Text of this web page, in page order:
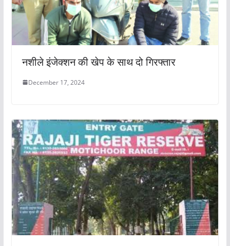
नशीले इंजेक्शन की खेप के साथ दो गिरफ्तार
December 17, 2024